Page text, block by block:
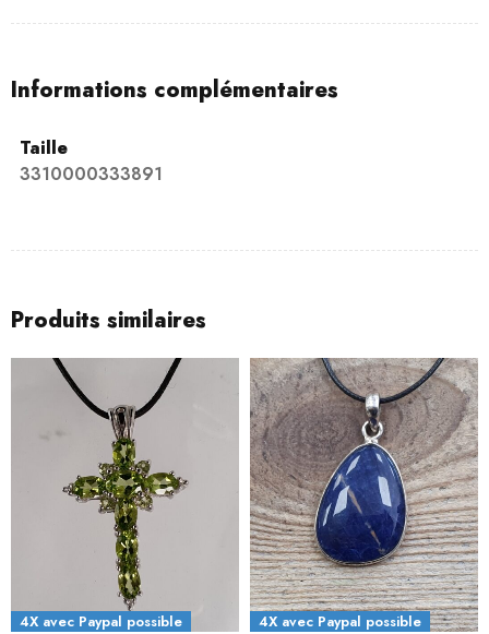
Informations complémentaires
Taille
3310000333891
Produits similaires
4X avec Paypal possible 4X avec Paypal possible